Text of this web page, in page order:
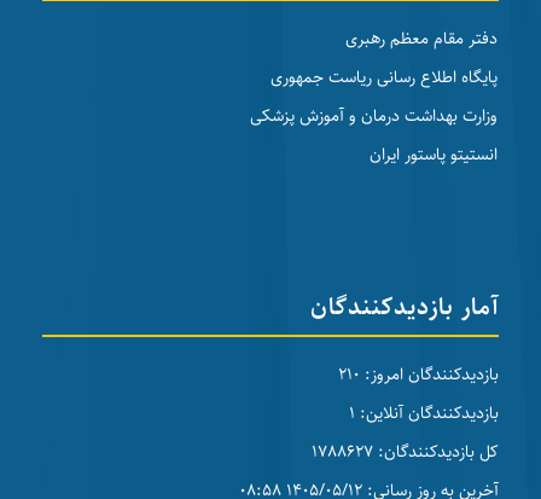
دفتر مقام معظم رهبری
پایگاه اطلاع رسانی ریاست جمهوری
وزارت بهداشت درمان و آموزش پزشکی
انستیتو پاستور ایران
آمار بازدیدکنندگان
بازدیدکنندگان امروز: 210
بازدیدکنندگان آنلاین: 1
کل بازدیدکنندگان: 1788627
آخرین به روز رسانی: 1405/05/12 08:58